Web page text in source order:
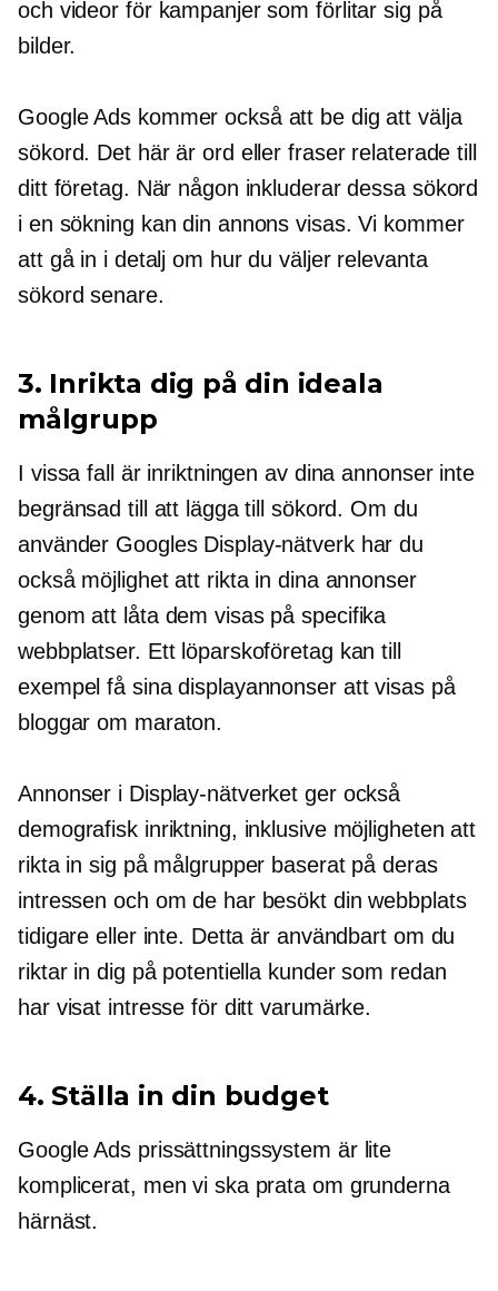
och videor för kampanjer som förlitar sig på
bilder.
Google Ads kommer också att be dig att välja
sökord. Det här är ord eller fraser relaterade till
ditt företag. När någon inkluderar dessa sökord
i en sökning kan din annons visas. Vi kommer
att gå in i detalj om hur du väljer relevanta
sökord senare.
3. Inrikta dig på din ideala
målgrupp
I vissa fall är inriktningen av dina annonser inte
begränsad till att lägga till sökord. Om du
använder Googles Display-nätverk har du
också möjlighet att rikta in dina annonser
genom att låta dem visas på specifika
webbplatser. Ett löparskoföretag kan till
exempel få sina displayannonser att visas på
bloggar om maraton.
Annonser i Display-nätverket ger också
demografisk inriktning, inklusive möjligheten att
rikta in sig på målgrupper baserat på deras
intressen och om de har besökt din webbplats
tidigare eller inte. Detta är användbart om du
riktar in dig på potentiella kunder som redan
har visat intresse för ditt varumärke.
4. Ställa in din budget
Google Ads prissättningssystem är lite
komplicerat, men vi ska prata om grunderna
härnäst.